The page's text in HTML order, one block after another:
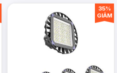
35%
GIẢM